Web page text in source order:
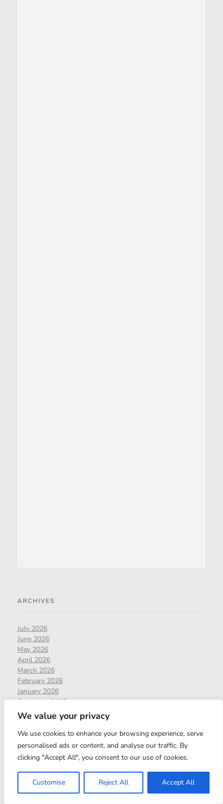
We value your privacy
We use cookies to enhance your browsing experience, serve
personalised ads or content, and analyse our traffic. By
clicking "Accept All", you consent to our use of cookies.
Customise Reject All Accept All
ARCHIVES
July 2026
June 2026
May 2026
April 2026
March 2026
February 2026
January 2026
December 2025
November 2025
October 2025
September 2025
August 2025
July 2025
March 2025
February 2025
January 2025